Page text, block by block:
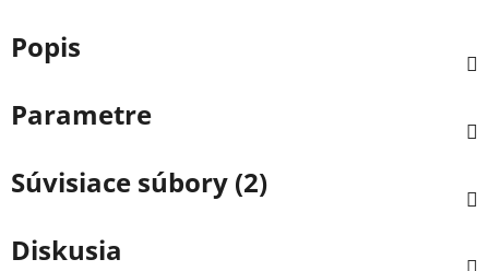
Popis
Parametre
Súvisiace súbory (2)
Diskusia